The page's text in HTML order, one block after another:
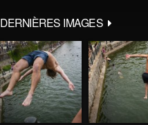
DERNIÈRES IMAGES